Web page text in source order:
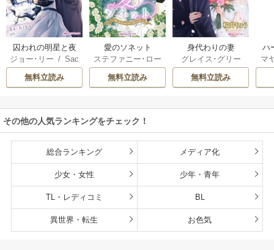
囚われの明星と夜
明けのシュヴァリ
エ
ジョー･リー /Sac
hiyo
無料立読み
愛のソネット
ステファニー･ロー
レンス/ わたぬき
めん
無料立読み
身代わりの妻
グレイス･グリー
/桜井りょう
無料立読み
ハ
ッ
マ
ッ
その他の人気ランキングをチェック！
総合ランキング メディア化
少女・女性 少年・青年
TL・レディコミ BL
異世界・転生 お色気